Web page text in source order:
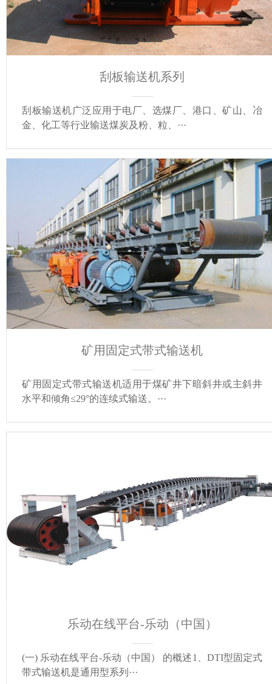
刮板输送机系列
刮板输送机广泛应用于电厂、选煤厂、港口、矿山、冶
金、化工等行业输送煤炭及粉、粒、···
矿用固定式带式输送机
矿用固定式带式输送机适用于煤矿井下暗斜井或主斜井
水平和倾角≤29°的连续式输送。···
乐动在线平台-乐动（中国）
(一) 乐动在线平台-乐动（中国） 的概述1、DTI型固定式
带式输送机是通用型系列···